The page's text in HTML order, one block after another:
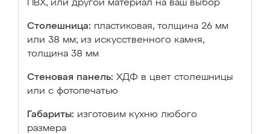
ПВХ, или другой материал на ваш выбор
Столешница: пластиковая, толщина 26 мм
или 38 мм; из искусственного камня,
толщина 38 мм
Стеновая панель: ХДФ в цвет столешницы
или с фотопечатью
Габариты: изготовим кухню любого
размера